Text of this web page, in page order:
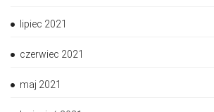
lipiec 2021
czerwiec 2021
maj 2021